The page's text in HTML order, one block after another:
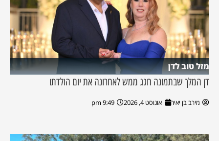
מזל טוב לדן
דן המלך שבתמונה חגג ממש לאחרונה את יום הולדתו
מירב בן יאיר אוגוסט 4, 2026 9:49 pm